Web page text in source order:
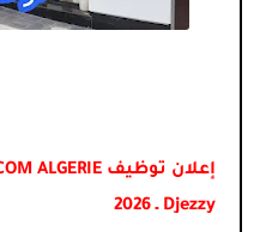
Djezzy ـ 2026